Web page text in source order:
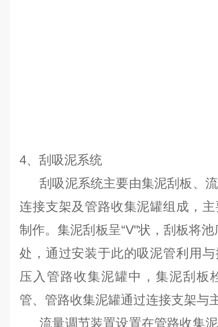
4、刮吸泥系统
刮吸泥系统主要由集泥刮板、
连接支架及管路收集泥罐组成，
制作。集泥刮板呈“V"状，刮板将
处，通过安装于此的吸泥管利用
压入管路收集泥罐中，集泥刮板
管、管路收集泥罐通过连接支架与
流量调节装置设置在管路收集